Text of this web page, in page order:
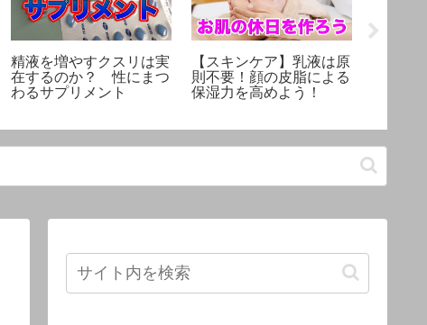
精液を増やすクスリは実
在するのか？ 性にまつ
わるサプリメント
【スキンケア】乳液は原
則不要！顔の皮脂による
保湿力を高めよう！